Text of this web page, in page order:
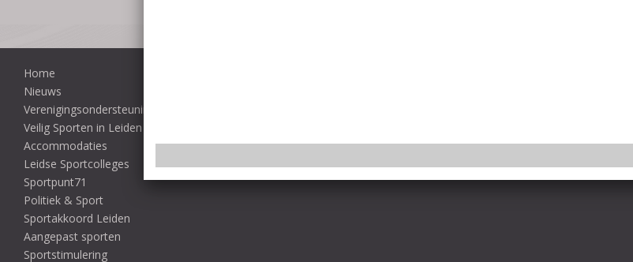
Home
Nieuws
Verenigingsondersteuning
Veilig Sporten in Leiden
Accommodaties
Leidse Sportcolleges
Sportpunt71
Politiek & Sport
Sportakkoord Leiden
Aangepast sporten
Sportstimulering